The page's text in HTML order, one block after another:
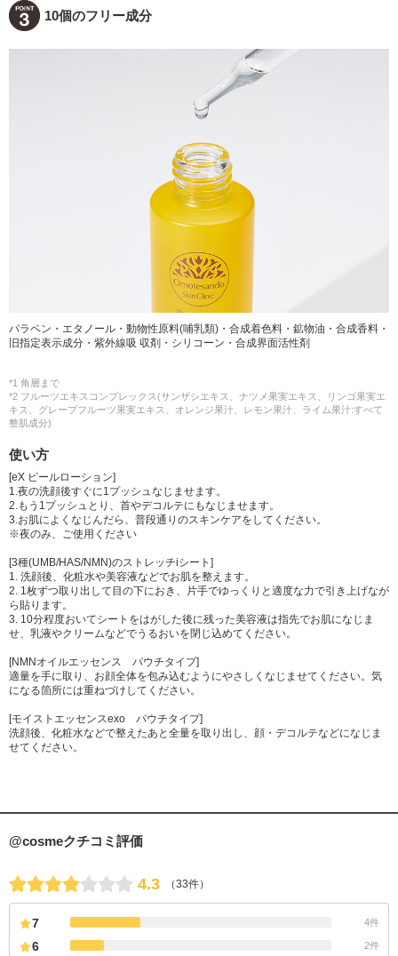
10個のフリー成分
パラベン・エタノール・動物性原料(哺乳類)・合成着色料・鉱物油・合成香料・
旧指定表示成分・紫外線吸 収剤・シリコーン・合成界面活性剤
*1 角層まで
*2 フルーツエキスコンプレックス(サンザシエキス、ナツメ果実エキス、リンゴ果実エ
キス、グレープフルーツ果実エキス、オレンジ果汁、レモン果汁、ライム果汁:すべて
整肌成分)
使い方
[eX ピールローション]
1.夜の洗顔後すぐに1プッシュなじませます。
2.もう1プッシュとり、首やデコルテにもなじませます。
3.お肌によくなじんだら、普段通りのスキンケアをしてください。
※夜のみ、ご使用ください
[3種(UMB/HAS/NMN)のストレッチiシート]
1. 洗顔後、化粧水や美容液などでお肌を整えます。
2. 1枚ずつ取り出して目の下におき、片手でゆっくりと適度な力で引き上げなが
ら貼ります。
3. 10分程度おいてシートをはがした後に残った美容液は指先でお肌になじま
せ、乳液やクリームなどでうるおいを閉じ込めてください。
[NMNオイルエッセンス パウチタイプ]
適量を手に取り、お顔全体を包み込むようにやさしくなじませてください。気
になる箇所には重ねづけしてください。
[モイストエッセンスexo パウチタイプ]
洗顔後、化粧水などで整えたあと全量を取り出し、顔・デコルテなどになじま
せてください。
@cosmeクチコミ評価
4.3 （33件）
7 4件
6 2件